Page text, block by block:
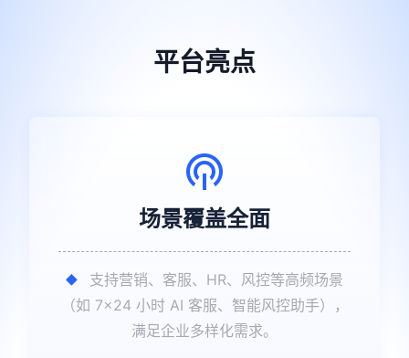
平台亮点
​场景覆盖全面
支持营销、客服、HR、风控等高频场景
（如 7×24 小时 AI 客服、智能风控助手），
满足企业多样化需求。